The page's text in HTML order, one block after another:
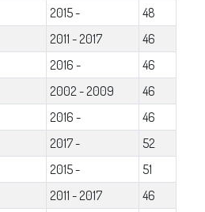
2015 -
48
2011 - 2017
46
2016 -
46
2002 - 2009
46
2016 -
46
2017 -
52
2015 -
51
2011 - 2017
46